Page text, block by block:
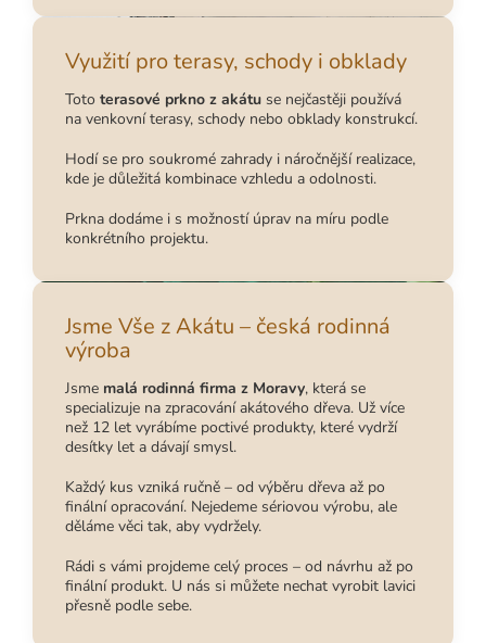
Využití pro terasy, schody i obklady
Toto terasové prkno z akátu se nejčastěji používá
na venkovní terasy, schody nebo obklady konstrukcí.
Hodí se pro soukromé zahrady i náročnější realizace,
kde je důležitá kombinace vzhledu a odolnosti.
Prkna dodáme i s možností úprav na míru podle
konkrétního projektu.
Jsme Vše z Akátu – česká rodinná
výroba
Jsme malá rodinná firma z Moravy, která se
specializuje na zpracování akátového dřeva. Už více
než 12 let vyrábíme poctivé produkty, které vydrží
desítky let a dávají smysl.
Každý kus vzniká ručně – od výběru dřeva až po
finální opracování. Nejedeme sériovou výrobu, ale
děláme věci tak, aby vydržely.
Rádi s vámi projdeme celý proces – od návrhu až po
finální produkt. U nás si můžete nechat vyrobit lavici
přesně podle sebe.